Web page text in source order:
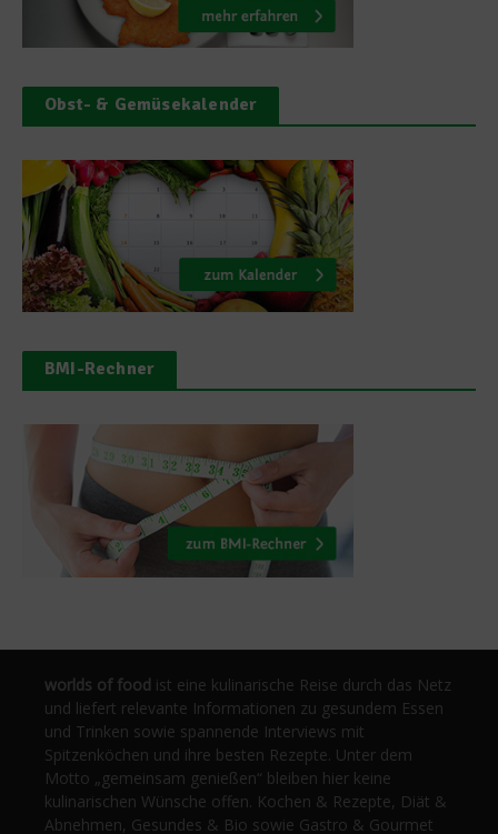
Obst- & Gemüsekalender
BMI-Rechner
worlds of food ist eine kulinarische Reise durch das Netz
und liefert relevante Informationen zu gesundem Essen
und Trinken sowie spannende Interviews mit
Spitzenköchen und ihre besten Rezepte. Unter dem
Motto „gemeinsam genießen“ bleiben hier keine
kulinarischen Wünsche offen. Kochen & Rezepte, Diät &
Abnehmen, Gesundes & Bio sowie Gastro & Gourmet